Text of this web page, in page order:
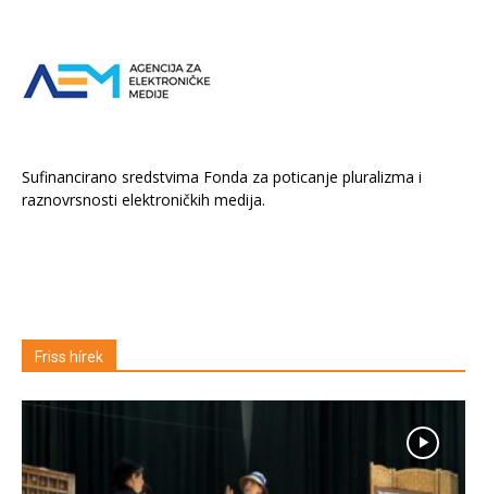
Sufinancirano sredstvima Fonda za poticanje pluralizma i
raznovrsnosti elektroničkih medija.
Friss hírek